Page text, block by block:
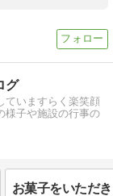
グ
ていますらく楽笑顔
様子や施設の行事の
お菓子をいただ